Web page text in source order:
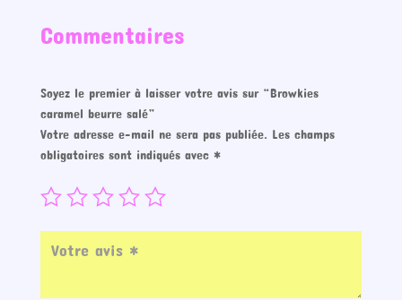
Commentaires
Soyez le premier à laisser votre avis sur “Browkies
caramel beurre salé”
Votre adresse e-mail ne sera pas publiée. Les champs
obligatoires sont indiqués avec *